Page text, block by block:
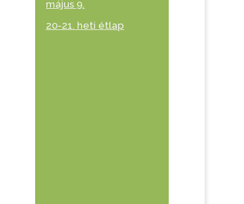
május 9.
20-21. heti étlap